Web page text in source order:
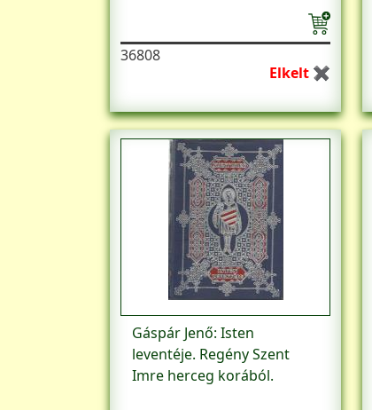
36808
Elkelt ✖
Gáspár Jenő: Isten
leventéje. Regény Szent
Imre herceg korából.